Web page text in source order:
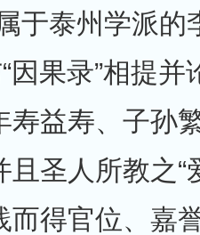
泰州学派的
因果录”相提
寿益寿、子孙
且圣人所教之“
而得官位、嘉